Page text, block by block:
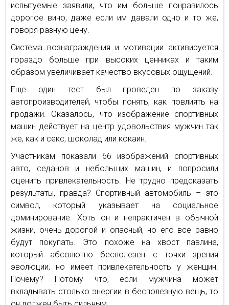
испытуемые заявили, что им больше понравилось
дорогое вино, даже если им давали одно и то же,
говоря разную цену.
Система вознаграждения и мотивации активируется
гораздо больше при высоких ценниках и таким
образом увеличивает качество вкусовых ощущений.
Еще один тест был проведен по заказу
автопроизводителей, чтобы понять, как повлиять на
продажи. Оказалось, что изображение спортивных
машин действует на центр удовольствия мужчин так
же, как и секс, шоколад или кокаин.
Участникам показали 66 изображений спортивных
авто, седанов и небольших машин, и попросили
оценить привлекательность. Не трудно предсказать
результаты, правда? Спортивный автомобиль – это
символ, который указывает на социальное
доминирование. Хоть он и непрактичен в обычной
жизни, очень дорогой и опасный, но его все равно
будут покупать. Это похоже на хвост павлина,
который абсолютно бесполезен с точки зрения
эволюции, но имеет привлекательность у женщин.
Почему? Потому что, если мужчина может
вкладывать столько энергии в бесполезную вещь, то